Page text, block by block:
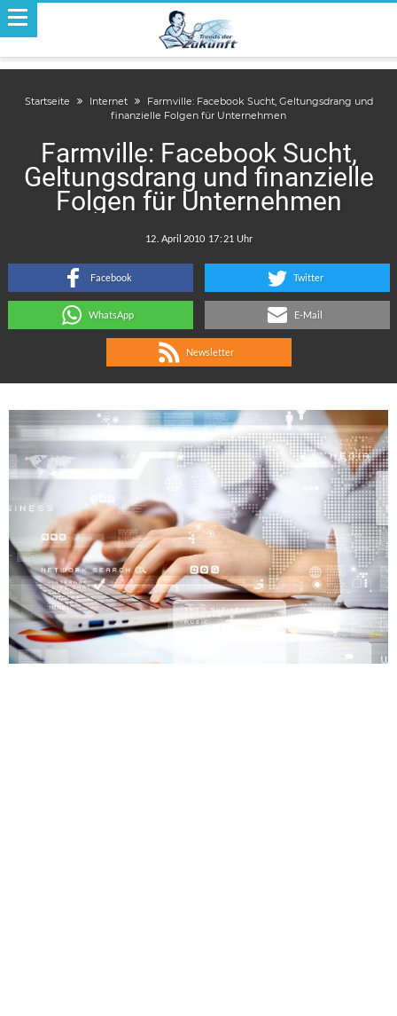
Startseite Internet
Farmville: Facebook Sucht, Geltungsdrang und
finanzielle Folgen für Unternehmen
Farmville: Facebook Sucht,
Geltungsdrang und finanzielle
Folgen für Unternehmen
:
Facebook Twitter
WhatsApp E-Mail
Newsletter